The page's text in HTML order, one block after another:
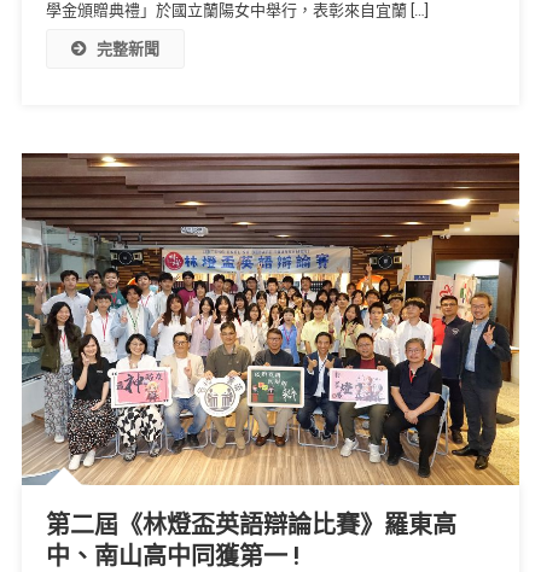
學金頒贈典禮」於國立蘭陽女中舉行，表彰來自宜蘭 […]
完整新聞
第二屆《林燈盃英語辯論比賽》羅東高
中、南山高中同獲第一 !